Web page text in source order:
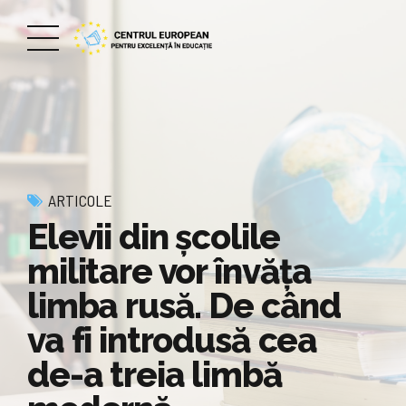
ARTICOLE
Elevii din școlile
militare vor învăța
limba rusă. De când
va fi introdusă cea
de-a treia limbă